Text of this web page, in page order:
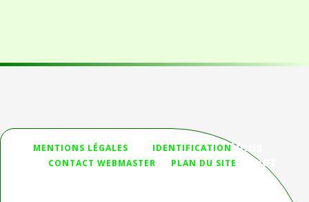
MENTIONS LÉGALES
IDENTIFICATION
CONTACT WEBMASTER
PLAN DU SITE
Vous
n'avez